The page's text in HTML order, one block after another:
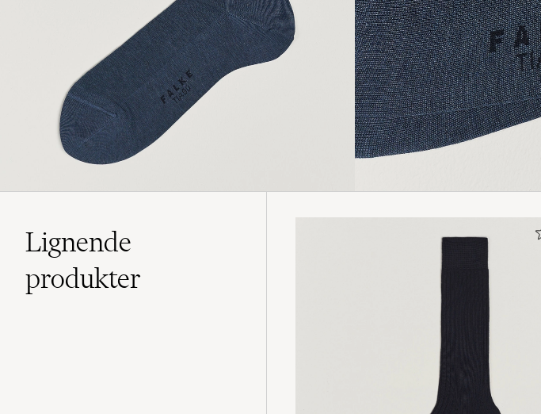
Lignende
produkter